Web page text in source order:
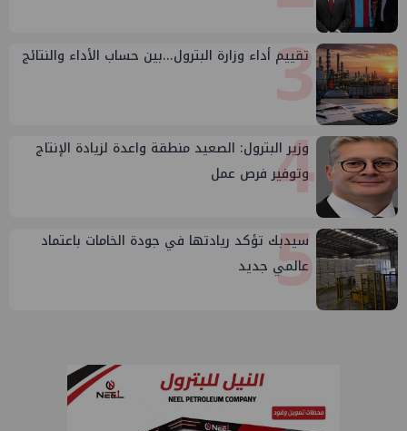
3
تقييم أداء وزارة البترول...بين حساب الأداء والنتائج
4
وزير البترول: الصعيد منطقة واعدة لزيادة الإنتاج
وتوفير فرص عمل
5
سيدبك تؤكد ريادتها في جودة الخامات باعتماد
عالمي جديد